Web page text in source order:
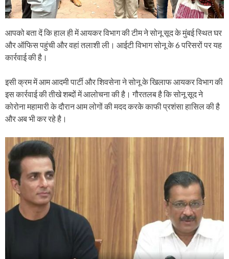
आपको बता दें कि हाल ही में आयकर विभाग की टीम ने सोनू सूद के मुंबई स्थित घर
और ऑफिस पहुंची और वहां तलाशी ली। आईटी विभाग सोनू के 6 परिसरों पर यह
कार्रवाई की है।
इसी क्रम में आम आदमी पार्टी और शिवसेना ने सोनू के खिलाफ आयकर विभाग की
इस कार्रवाई की तीखे शब्‍दों में आलोचना की है। गौरतलब है कि सोनू सूद ने
कोरोना महामारी के दौरान आम लोगों की मदद करके काफी प्रशंसा हासिल की है
और अब भी कर रहे है।